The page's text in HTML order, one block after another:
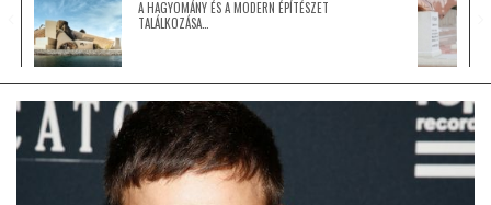
ÁZSIA
LATIN-AMERIKA
A HAGYOMÁNY ÉS A MODERN ÉPÍTÉSZET
TALÁLKOZÁSA…